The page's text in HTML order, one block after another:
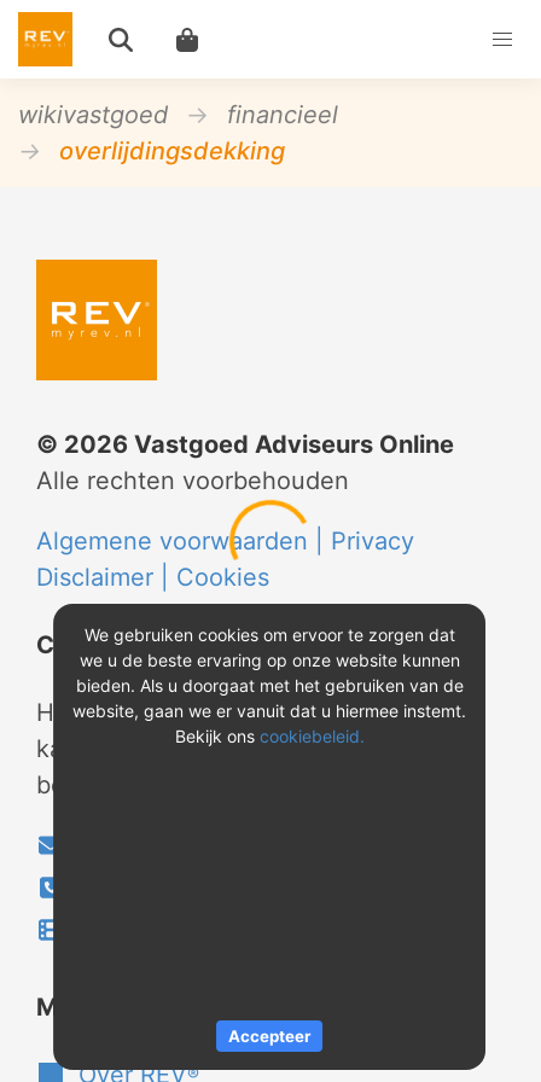
wikivastgoed
financieel
overlijdingsdekking
© 2026 Vastgoed Adviseurs Online
Alle rechten voorbehouden
Algemene voorwaarden | Privacy
Disclaimer | Cookies
Contact
Heeft u vragen? Neem tijdens
kantooruren contact met ons op of
bekijk onze instructievideo's.
Meer over REV
Over REV®
We gebruiken cookies om ervoor te zorgen dat
we u de beste ervaring op onze website kunnen
bieden. Als u doorgaat met het gebruiken van de
website, gaan we er vanuit dat u hiermee instemt.
Bekijk ons cookiebeleid.
Accepteer